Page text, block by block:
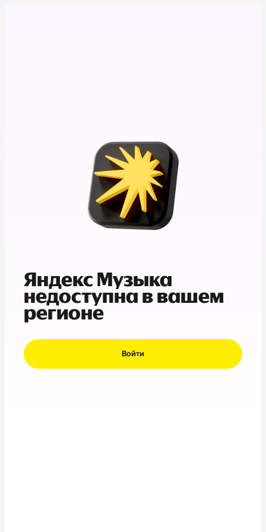
Яндекс Музыка
недоступна в вашем
регионе
Войти